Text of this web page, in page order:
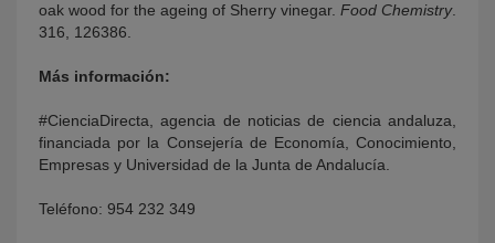
oak wood for the ageing of Sherry vinegar. Food Chemistry.
316, 126386.
Más información:
#CienciaDirecta, agencia de noticias de ciencia andaluza,
financiada por la Consejería de Economía, Conocimiento,
Empresas y Universidad de la Junta de Andalucía.
Teléfono: 954 232 349